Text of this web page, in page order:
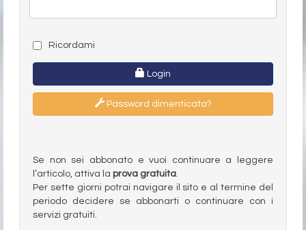
Ricordami
Login
Password dimenticata?
Se non sei abbonato e vuoi continuare a leggere
l’articolo, attiva la prova gratuita.
Per sette giorni potrai navigare il sito e al termine del
periodo decidere se abbonarti o continuare con i
servizi gratuiti.